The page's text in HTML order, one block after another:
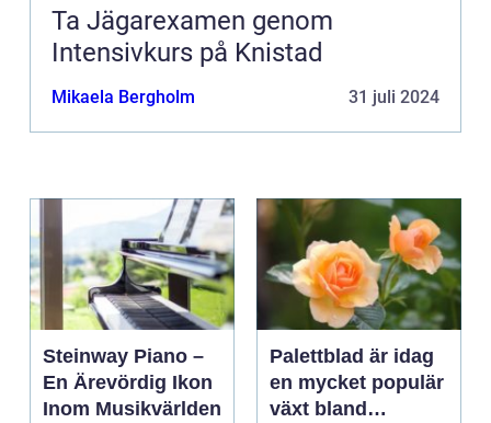
Ta Jägarexamen genom
Intensivkurs på Knistad
Mikaela Bergholm 31 juli 2024
Steinway Piano –
En Ärevördig Ikon
Inom Musikvärlden
Palettblad är idag
en mycket populär
växt bland